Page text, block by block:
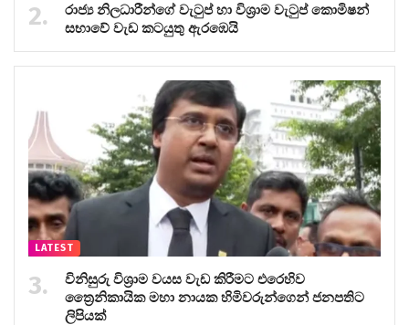
රාජ්‍ය නිලධාරීන්ගේ වැටුප් හා විශ්‍රාම වැටුප් කොමිෂන්
සභාවේ වැඩ කටයුතු ඇරඹෙයි
LATEST
විනිසුරු විශ්‍රාම වයස වැඩ කිරීමට එරෙහිව
ත්‍රෛනිකායික මහා නායක හිමිවරුන්ගෙන් ජනපතිට
ලිපියක්